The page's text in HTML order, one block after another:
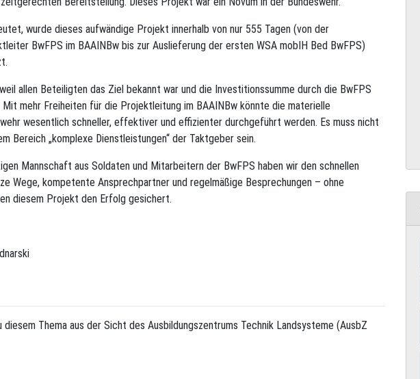
wurde dieses aufwändige Projekt innerhalb von nur 555 Tagen (von der
BwFPS im BAAINBw bis zur Auslieferung der ersten WSA mobIH Bed BwFPS)
allen Beteiligten das Ziel bekannt war und die Investitionssumme durch die BwFPS
mehr Freiheiten für die Projektleitung im BAAINBw könnte die materielle
wesentlich schneller, effektiver und effizienter durchgeführt werden. Es muss nicht
Bereich „komplexe Dienstleistungen“ der Taktgeber sein.
Mannschaft aus Soldaten und Mitarbeitern der BwFPS haben wir den schnellen
Wege, kompetente Ansprechpartner und regelmäßige Besprechungen – ohne
diesem Projekt den Erfolg gesichert.
Thema aus der Sicht des Ausbildungszentrums Technik Landsysteme (AusbZ